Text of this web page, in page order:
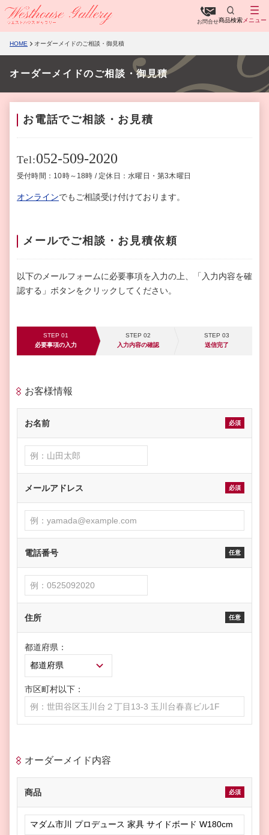
お問合せ商品検索 メニュー
HOME オーダーメイドのご相談・御見積
オーダーメイドのご相談・御見積
お電話でご相談・お見積
Tel:052-509-2020
受付時間：10時～18時 / 定休日：水曜日・第3木曜日
オンラインでもご相談受け付けております。
メールでご相談・お見積依頼
以下のメールフォームに必要事項を入力の上、「入力内容を確
認する」ボタンをクリックしてください。
STEP 01
必要事項の入力
STEP 02
入力内容の確認
STEP 03
送信完了
お客様情報
お名前 必須
メールアドレス 必須
電話番号 任意
住所 任意
都道府県：
市区町村以下：
オーダーメイド内容
商品 必須